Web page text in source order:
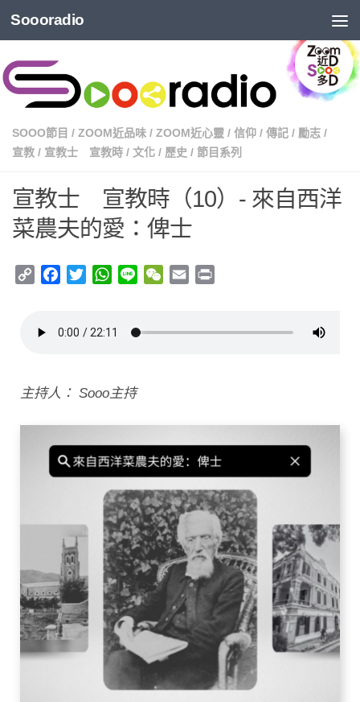
Soooradio
SOOO節目 / ZOOM近品味 / ZOOM近心靈 / 信仰 / 傳記 / 勵志 /
宣教 / 宣教士 宣教時 / 文化 / 歷史 / 節目系列
宣教士 宣教時（10）- 來自西洋
菜農夫的愛：俾士
Copy
Facebook
TwitterWhatsApp
Line WeChat
Email
主持人： Sooo主持